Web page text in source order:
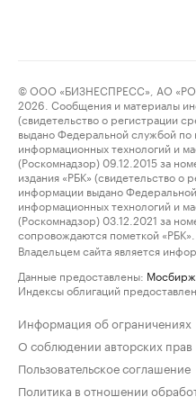
© ООО «БИЗНЕСПРЕСС», АО
2026. Сообщения и материалы
(свидетельство о регистрации
выдано Федеральной службой по
информационных технологий и
(Роскомнадзор) 09.12.2015 за
издания «РБК» (свидетельство о
информации выдано
информационных технологий и
(Роскомнадзор) 03.12.2021 за
сопровождаются пометкой «РБК».
Владельцем сайта является
Данные предоставлены:
Индексы облигаций
Информация об ограничениях
О соблюдении авторских прав
Пользовательское соглашение
Политика в отношении